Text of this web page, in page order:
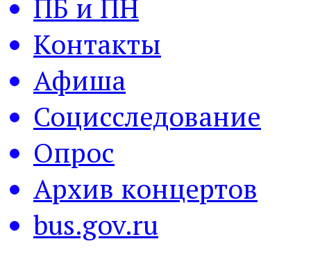
ПБ и ПН
Контакты
Афиша
Социсследование
Опрос
Архив концертов
bus.gov.ru